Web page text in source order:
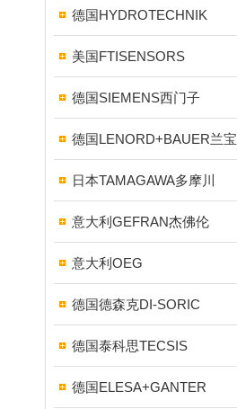
德国HYDROTECHNIK
美国FTISENSORS
德国SIEMENS西门子
德国LENORD+BAUER兰宝
日本TAMAGAWA多摩川
意大利GEFRAN杰佛伦
意大利OEG
德国德森克DI-SORIC
德国泰科思TECSIS
德国ELESA+GANTER